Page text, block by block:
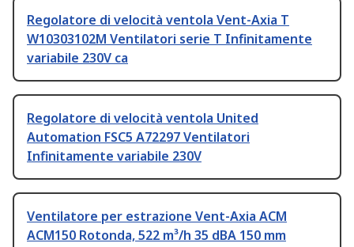
Regolatore di velocità ventola Vent-Axia T
W10303102M Ventilatori serie T Infinitamente
variabile 230V ca
Regolatore di velocità ventola United
Automation FSC5 A72297 Ventilatori
Infinitamente variabile 230V
Ventilatore per estrazione Vent-Axia ACM
ACM150 Rotonda, 522 m³/h 35 dBA 150 mm